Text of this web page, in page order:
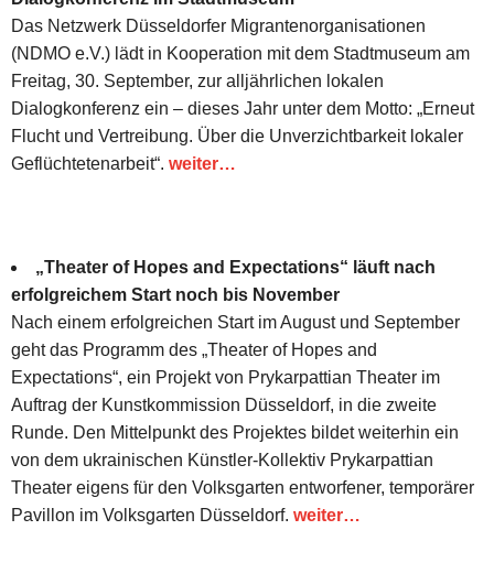
Das Netzwerk Düsseldorfer Migrantenorganisationen
(NDMO e.V.) lädt in Kooperation mit dem Stadtmuseum am
Freitag, 30. September, zur alljährlichen lokalen
Dialogkonferenz ein – dieses Jahr unter dem Motto: „Erneut
Flucht und Vertreibung. Über die Unverzichtbarkeit lokaler
Geflüchtetenarbeit“. weiter…
„Theater of Hopes and Expectations“ läuft nach
erfolgreichem Start noch bis November
Nach einem erfolgreichen Start im August und September
geht das Programm des „Theater of Hopes and
Expectations“, ein Projekt von Prykarpattian Theater im
Auftrag der Kunstkommission Düsseldorf, in die zweite
Runde. Den Mittelpunkt des Projektes bildet weiterhin ein
von dem ukrainischen Künstler-Kollektiv Prykarpattian
Theater eigens für den Volksgarten entworfener, temporärer
Pavillon im Volksgarten Düsseldorf. weiter…